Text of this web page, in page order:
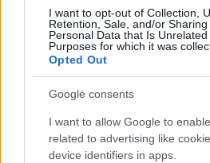
I want to opt-out of Collection,
Retention, Sale, and/or
Personal Data that Is
Purposes for which it was
Opted Out
Google consents
I want to allow Google to
related to advertising like
device identifiers in apps.
Ezt én már többször
ez a lényeg...az én javaslatom
részeire esne: Pozsonyi út,
-Lényegesen olcsóbban lehet
villát a Rózsadombon
-Újlipótvárosban él az a
réteg", akik oly nagy
toleranciáról, elfogadásról,
stb....miközben közel-távol